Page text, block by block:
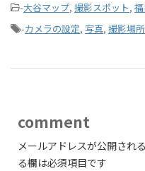
-大谷マップ, 撮影スポット,
-カメラの設定, 写真, 撮影場所
comment
メールアドレスが公開され
る欄は必須項目です